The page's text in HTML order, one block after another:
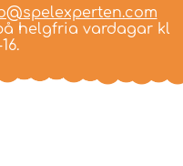
helgfria vardagar kl